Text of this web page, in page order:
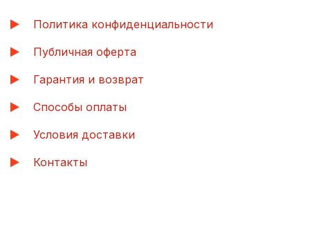
Политика конфиденциальности
Публичная оферта
Гарантия и возврат
Способы оплаты
Условия доставки
Контакты